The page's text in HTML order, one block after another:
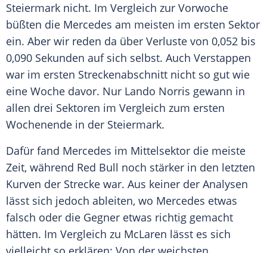
Steiermark nicht. Im Vergleich zur Vorwoche
büßten die Mercedes am meisten im ersten Sektor
ein. Aber wir reden da über Verluste von 0,052 bis
0,090 Sekunden auf sich selbst. Auch Verstappen
war im ersten Streckenabschnitt nicht so gut wie
eine Woche davor. Nur Lando Norris gewann in
allen drei Sektoren im Vergleich zum ersten
Wochenende in der Steiermark.
Dafür fand Mercedes im Mittelsektor die meiste
Zeit, während Red Bull noch stärker in den letzten
Kurven der Strecke war. Aus keiner der Analysen
lässt sich jedoch ableiten, wo Mercedes etwas
falsch oder die Gegner etwas richtig gemacht
hätten. Im Vergleich zu McLaren lässt es sich